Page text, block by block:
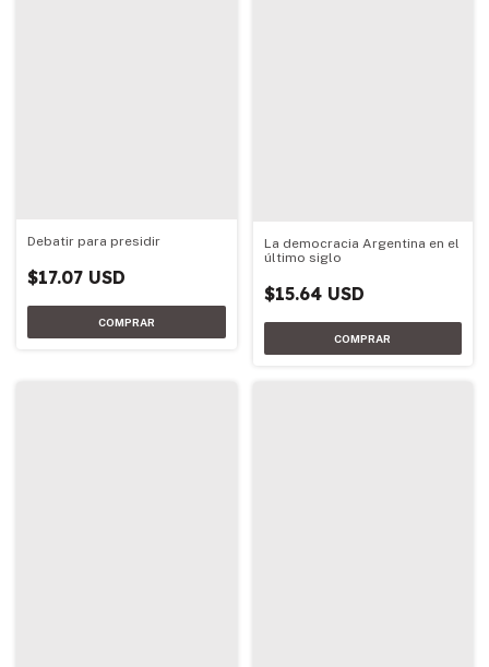
Debatir para presidir
$17.07 USD
La democracia Argentina en el
último siglo
$15.64 USD